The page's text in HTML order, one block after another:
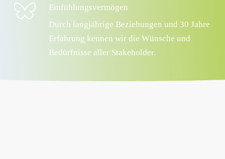
Einfühlungsvermögen
Durch langjährige Beziehungen und 30 Jahre
Erfahrung kennen wir die Wünsche und
Bedürfnisse aller Stakeholder.